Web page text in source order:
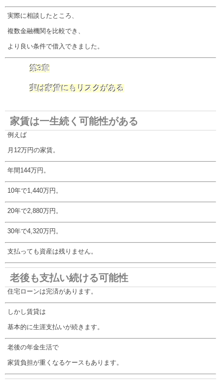
実際に相談したところ、
複数金融機関を比較でき、
より良い条件で借入できました。
第3章
実は家賃にもリスクがある
家賃は一生続く可能性がある
例えば
月12万円の家賃。
年間144万円。
10年で1,440万円。
20年で2,880万円。
30年で4,320万円。
支払っても資産は残りません。
老後も支払い続ける可能性
住宅ローンは完済があります。
しかし賃貸は
基本的に生涯支払いが続きます。
老後の年金生活で
家賃負担が重くなるケースもあります。